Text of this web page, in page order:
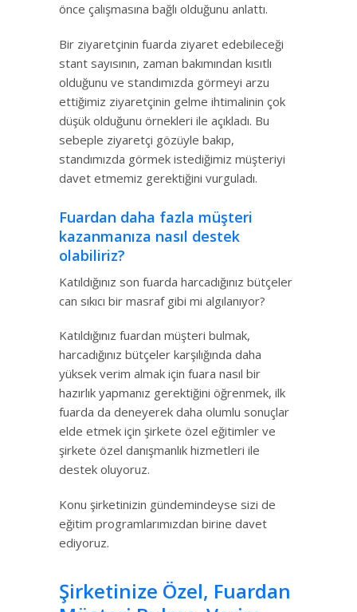
önce çalışmasına bağlı olduğunu anlattı.
Bir ziyaretçinin fuarda ziyaret edebileceği
stant sayısının, zaman bakımından kısıtlı
olduğunu ve standımızda görmeyi arzu
ettiğimiz ziyaretçinin gelme ihtimalinin çok
düşük olduğunu örnekleri ile açıkladı. Bu
sebeple ziyaretçi gözüyle bakıp,
standımızda görmek istediğimiz müşteriyi
davet etmemiz gerektiğini vurguladı.
Fuardan daha fazla müşteri
kazanmanıza nasıl destek
olabiliriz?
Katıldığınız son fuarda harcadığınız bütçeler
can sıkıcı bir masraf gibi mi algılanıyor?
Katıldığınız fuardan müşteri bulmak,
harcadığınız bütçeler karşılığında daha
yüksek verim almak için fuara nasıl bir
hazırlık yapmanız gerektiğini öğrenmek, ilk
fuarda da deneyerek daha olumlu sonuçlar
elde etmek için şirkete özel eğitimler ve
şirkete özel danışmanlık hizmetleri ile
destek oluyoruz.
Konu şirketinizin gündemindeyse sizi de
eğitim programlarımızdan birine davet
ediyoruz.
Şirketinize Özel, Fuardan